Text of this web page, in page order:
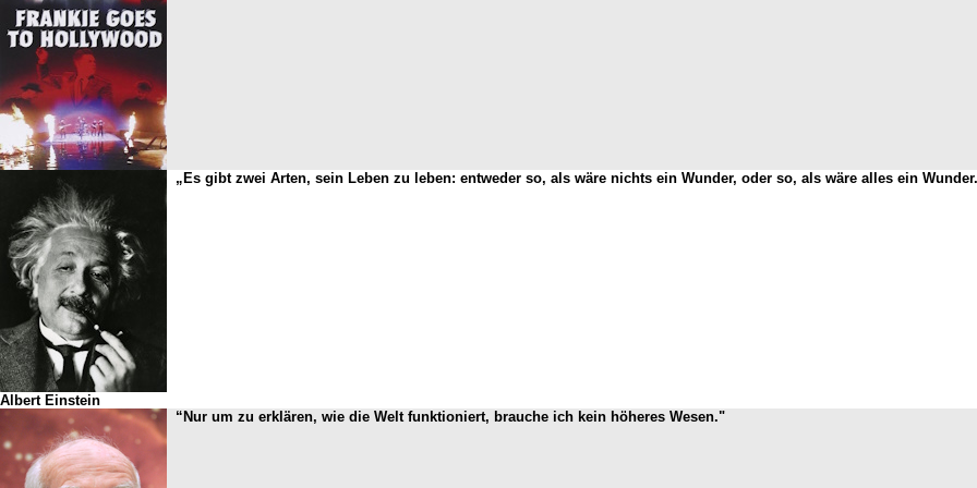
Albert Einstein
„Es gibt zwei Arten, sein Leben zu leben: entweder so, als wäre nichts ein Wunder, oder so, als wäre alles ein
“Nur um zu erklären, wie die Welt funktioniert, brauche ich kein höheres Wesen."